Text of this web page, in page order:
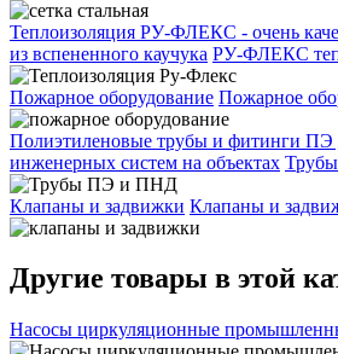
Теплоизоляция РУ-ФЛЕКС - очень
из вспененного каучука РУ-ФЛЕКС
Пожарное оборудование Пожарное
Полиэтиленовые трубы и фитинги ПЭ
инженерных систем на объектах
Клапаны и задвижки Клапаны и
Другие товары в этой
Насосы циркуляционные